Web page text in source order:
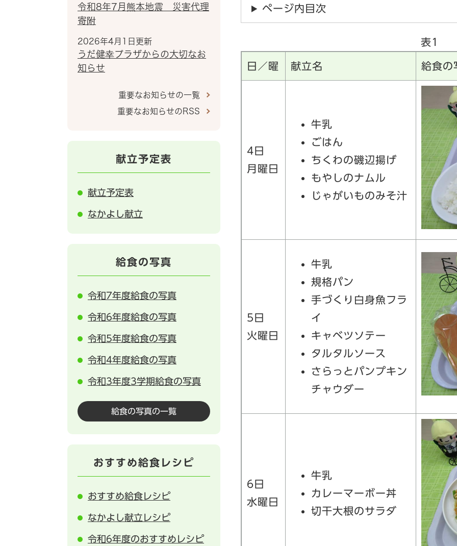
ページ内目次
表1
日／曜 献立名 給食の
4日
月曜日
牛乳
ごはん
ちくわの磯辺揚げ
もやしのナムル
じゃがいものみそ汁
5日
火曜日
牛乳
規格パン
手づくり白身魚フラ
イ
キャベツソテー
タルタルソース
さらっとパンプキン
チャウダー
6日
水曜日
牛乳
カレーマーボー丼
切干大根のサラダ
令和8年7月熊本地震 災害代理
寄附
2026年4月1日更新
うだ健幸プラザからの大切なお
知らせ
重要なお知らせの一覧
重要なお知らせのRSS
献立予定表
献立予定表
なかよし献立
給食の写真
令和7年度給食の写真
令和6年度給食の写真
令和5年度給食の写真
令和4年度給食の写真
令和3年度3学期給食の写真
給食の写真の一覧
おすすめ給食レシピ
おすすめ給食レシピ
なかよし献立レシピ
令和6年度のおすすめレシピ